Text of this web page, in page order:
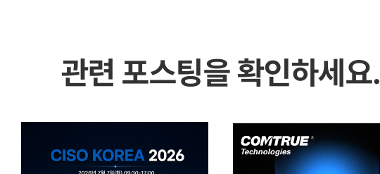
관련 포스팅을 확인하세요.